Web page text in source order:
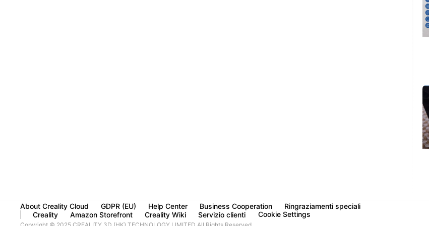
About Creality Cloud GDPR (EU) Help Center Business Cooperation
Ringraziamenti speciali
Creality
Amazon Storefront Creality Wiki Servizio clienti Cookie Settings
Copyright © 2025 CREALITY 3D (HK) TECHNOLOGY LIMITED All Rights Reserved.,